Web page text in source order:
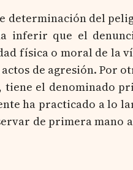
determinación del
inferir que el
física o moral de la
de agresión. Por
tiene el denominado
ha practicado a lo
de primera mano